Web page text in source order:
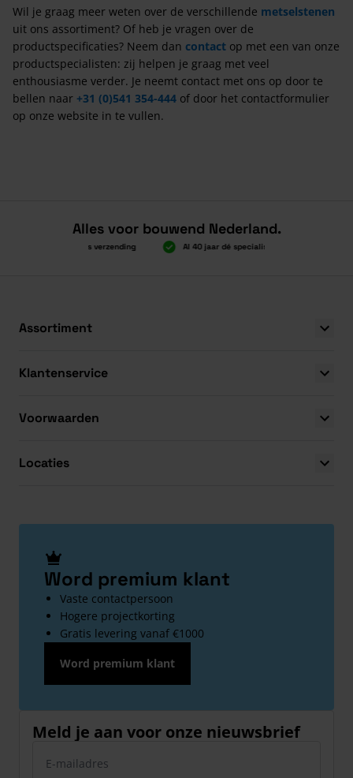
Wil je graag meer weten over de verschillende metselstenen
uit ons assortiment? Of heb je vragen over de
productspecificaties? Neem dan contact op met een van onze
productspecialisten: zij helpen je graag met veel
enthousiasme verder. Je neemt contact met ons op door te
bellen naar +31 (0)541 354-444 of door het contactformulier
op onze website in te vullen.
Alles voor bouwend Nederland.
Boven 2.000 gratis verzending Al 40 jaar dé specialist
Assortiment
Klantenservice
Voorwaarden
Locaties
Word premium klant
Vaste contactpersoon
Hogere projectkorting
Gratis levering vanaf €1000
Word premium klant
Meld je aan voor onze nieuwsbrief